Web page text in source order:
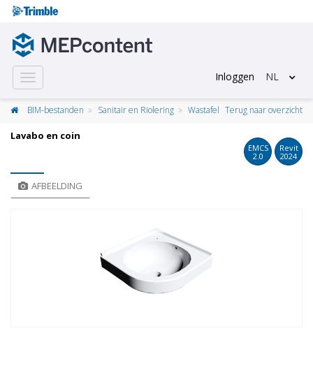
Toggle
navigation
Inloggen NL
BIM-bestanden Sanitair en Riolering Wastafel Terug naar overzicht
Lavabo en coin
EMCS
2.0
Revit
2024
AFBEELDING